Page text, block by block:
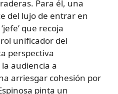
Para él, una
del lujo de entrar en
que recoja
unificador del
perspectiva
audiencia a
arriesgar cohesión por
pinta un